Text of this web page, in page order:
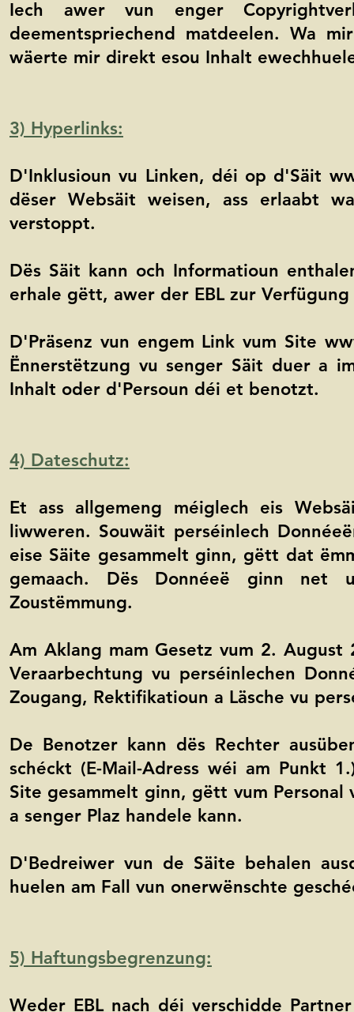
Iech awer vun enger
deementspriechend matdeelen. Wa
wäerte mir direkt esou Inhalt
3) Hyperlinks:
D'Inklusioun vu Linken, déi op d'Säit
dëser Websäit weisen, ass erlaabt
verstoppt.
Dës Säit kann och Informatioun
erhale gëtt, awer der EBL zur
D'Präsenz vun engem Link vum Site
Ënnerstëtzung vu senger Säit duer a
Inhalt oder d'Persoun déi et benotzt.
4) Dateschutz:
Et ass allgemeng méiglech eis
liwweren. Souwäit perséinlech
eise Säite gesammelt ginn, gëtt dat
gemaach. Dës Donnéeë ginn net
Zoustëmmung.
Am Aklang mam Gesetz vum 2.
Veraarbechtung vu perséinlechen
Zougang, Rektifikatioun a Läsche vu
De Benotzer kann dës Rechter
schéckt (E-Mail-Adress wéi am Punkt
Site gesammelt ginn, gëtt vum
a senger Plaz handele kann.
D'Bedreiwer vun de Säite behalen
huelen am Fall vun onerwënschte
5) Haftungsbegrenzung:
Weder EBL nach déi verschidde